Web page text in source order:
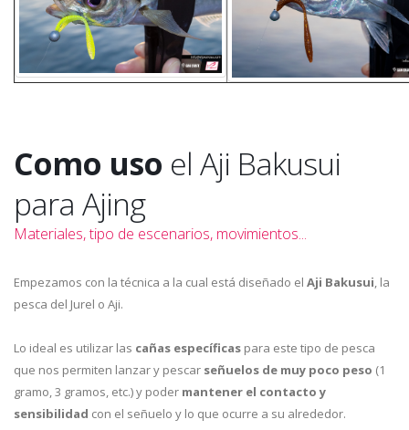
Como uso el Aji Bakusui
para Ajing
Materiales, tipo de escenarios, movimientos...
Empezamos con la técnica a la cual está diseñado el Aji Bakusui , la
pesca del Jurel o Aji.
Lo ideal es utilizar las cañas específicas para este tipo de pesca
que nos permiten lanzar y pescar señuelos de muy poco peso (1
gramo, 3 gramos, etc.) y poder mantener el contacto y
sensibilidad con el señuelo y lo que ocurre a su alrededor.